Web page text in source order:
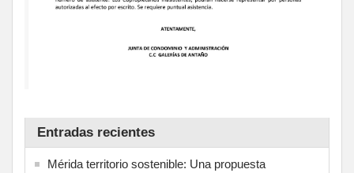
Entradas recientes
Mérida territorio sostenible: Una propuesta